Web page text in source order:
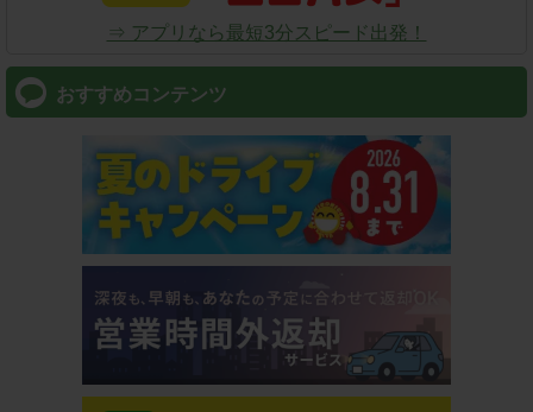
⇒ アプリなら最短3分スピード出発！
おすすめコンテンツ